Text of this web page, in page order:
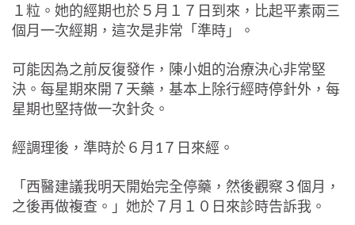
１粒。她的經期也於５月１７日到來，比起平素兩三
個月一次經期，這次是非常「準時」。
可能因為之前反復發作，陳小姐的治療決心非常堅
決。每星期來開７天藥，基本上除行經時停針外，每
星期也堅持做一次針灸。
經調理後，準時於６月1７日來經。
「西醫建議我明天開始完全停藥，然後觀察３個月，
之後再做複查。」她於７月１０日來診時告訴我。